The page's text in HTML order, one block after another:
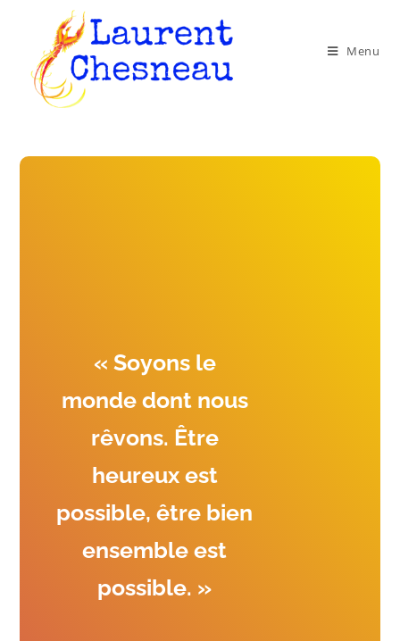
Menu
« Soyons le
monde dont nous
rêvons. Être
heureux est
possible, être bien
ensemble est
possible. »